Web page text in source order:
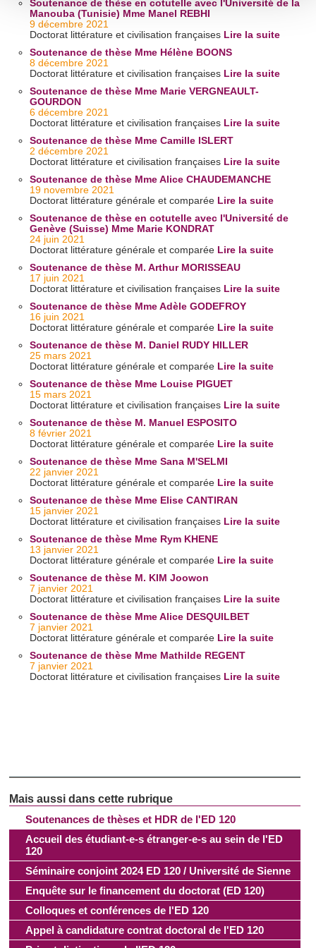
personnelles et définir vos préférences, reportez-vous à la
section « Détails »
consentement à tout moment à partir de la déclaration sur
les cookies.
Les cookies nous permettent de personnaliser le contenu
et les annonces, d'offrir des fonctionnalités relatives aux
médias sociaux et d'analyser notre trafic. Nous
partageons également des informations sur l'utilisation de
notre site avec nos partenaires de médias sociaux, de
publicité et d'analyse, qui peuvent combiner celles-ci avec
d'autres informations que vous leur avez fournies ou qu'ils
Soutenances de thèses et HDR de l'ED 120
Accueil des étudiant-e-s étranger-e-s au sein de l'ED
120
Séminaire conjoint 2024 ED 120 / Université de Sienne
Enquête sur le financement du doctorat (ED 120)
Colloques et conférences de l'ED 120
Appel à candidature contrat doctoral de l'ED 120
Soutenance de thèse en cotutelle avec l'Université de la
Manouba (Tunisie) Mme Manel REBHI
9 décembre 2021
Doctorat littérature et civilisation françaises Lire la suite
Soutenance de thèse Mme Hélène BOONS
8 décembre 2021
Doctorat littérature et civilisation françaises Lire la suite
Soutenance de thèse Mme Marie VERGNEAULT-
GOURDON
6 décembre 2021
Doctorat littérature et civilisation françaises Lire la suite
Soutenance de thèse Mme Camille ISLERT
2 décembre 2021
Doctorat littérature et civilisation françaises Lire la suite
Soutenance de thèse Mme Alice CHAUDEMANCHE
19 novembre 2021
Doctorat littérature générale et comparée Lire la suite
Soutenance de thèse en cotutelle avec l'Université de
Genève (Suisse) Mme Marie KONDRAT
24 juin 2021
Doctorat littérature générale et comparée Lire la suite
Soutenance de thèse M. Arthur MORISSEAU
17 juin 2021
Doctorat littérature et civilisation françaises Lire la suite
Soutenance de thèse Mme Adèle GODEFROY
16 juin 2021
Doctorat littérature générale et comparée Lire la suite
Soutenance de thèse M. Daniel RUDY HILLER
25 mars 2021
Doctorat littérature générale et comparée Lire la suite
Soutenance de thèse Mme Louise PIGUET
15 mars 2021
Doctorat littérature et civilisation françaises Lire la suite
Soutenance de thèse M. Manuel ESPOSITO
8 février 2021
Doctorat littérature générale et comparée Lire la suite
Soutenance de thèse Mme Sana M'SELMI
22 janvier 2021
Doctorat littérature générale et comparée Lire la suite
Soutenance de thèse Mme Elise CANTIRAN
15 janvier 2021
Doctorat littérature et civilisation françaises Lire la suite
Soutenance de thèse Mme Rym KHENE
13 janvier 2021
Doctorat littérature générale et comparée Lire la suite
Soutenance de thèse M. KIM Joowon
7 janvier 2021
Doctorat littérature et civilisation françaises Lire la suite
Soutenance de thèse Mme Alice DESQUILBET
7 janvier 2021
Doctorat littérature générale et comparée Lire la suite
Soutenance de thèse Mme Mathilde REGENT
7 janvier 2021
Doctorat littérature et civilisation françaises Lire la suite